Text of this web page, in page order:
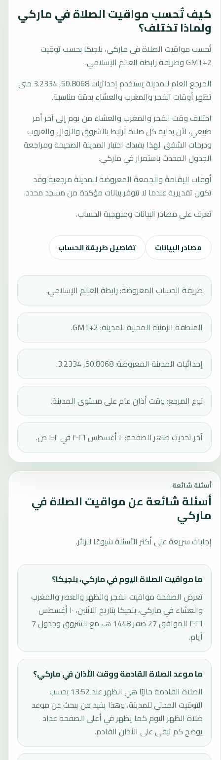
كيف تُحسب مواقيت الصلاة في ماركي
ولماذا تختلف؟
تُحسب مواقيت الصلاة في ماركي، بلجيكا بحسب توقيت
GMT+2 وطريقة رابطة العالم الإسلامي.
المرجع العام للمدينة يستخدم إحداثيات 50.8068, 3.2334 حتى
تظهر أوقات الفجر والمغرب والعشاء بدقة مناسبة.
اختلاف وقت الفجر والمغرب والعشاء من يوم إلى آخر أمر
طبيعي، لأن بداية كل صلاة ترتبط بالشروق والزوال والغروب
ودرجات الشفق. لهذا يفيدك اختيار المدينة الصحيحة ومراجعة
الجدول المحدث باستمرار في ماركي.
أوقات الإقامة والجمعة المعروضة للمدينة مرجعية وقد
تكون تقديرية عندما لا تتوفر بيانات مؤكدة من مسجد محدد.
تعرف على مصادر البيانات ومنهجية الحساب.
مصادر البيانات تفاصيل طريقة الحساب
طريقة الحساب المعروضة: رابطة العالم الإسلامي.
المنطقة الزمنية المحلية للمدينة: GMT+2.
إحداثيات المدينة المعروضة: 50.8068, 3.2334.
نوع المرجع: وقت أذان عام على مستوى المدينة.
آخر تحديث ظاهر للصفحة: ١٠ أغسطس ٢٠٢٦ في ١:٠٢ ص.
أسئلة شائعة
أسئلة شائعة عن مواقيت الصلاة في
ماركي
إجابات سريعة على أكثر الأسئلة شيوعًا للزائر.
ما مواقيت الصلاة اليوم في ماركي، بلجيكا؟
تعرض الصفحة مواقيت الفجر والظهر والعصر والمغرب
والعشاء في ماركي، بلجيكا بتاريخ الاثنين، ١٠ أغسطس
٢٠٢٦ الموافق 27 صفر 1448 هـ، مع الشروق وجدول 7
أيام.
ما موعد الصلاة القادمة ووقت الأذان في ماركي؟
الصلاة القادمة حاليًا هي الظهر عند 13:52 بحسب
التوقيت المحلي للمدينة، وهذا يفيد من يبحث عن موعد
صلاة الظهر اليوم كما يظهر في أعلى الصفحة عداد
يوضح كم تبقى على الأذان القادم.